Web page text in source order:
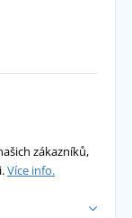
zákazníků,
Více info.